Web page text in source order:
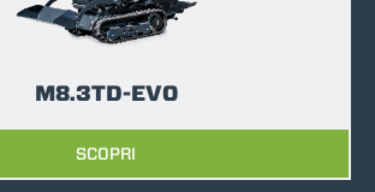
M8.3TD-EVO
SCOPRI